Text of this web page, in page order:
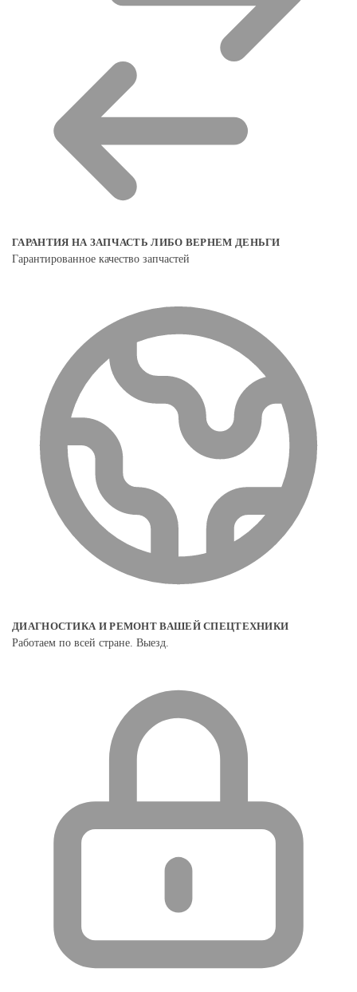
ГАРАНТИЯ НА ЗАПЧАСТЬ ЛИБО ВЕРНЕМ ДЕНЬГИ
Гарантированное качество запчастей
ДИАГНОСТИКА И РЕМОНТ ВАШЕЙ СПЕЦТЕХНИКИ
Работаем по всей стране. Выезд.